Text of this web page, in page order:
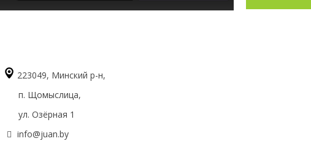
223049, Минский р-н,
п. Щомыслица,
ул. Озёрная 1
info@juan.by